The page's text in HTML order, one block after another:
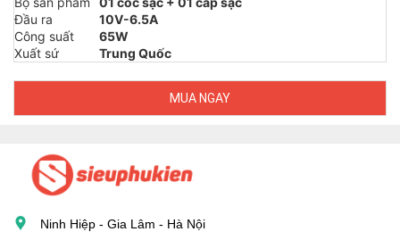
Đầu ra
10V-6.5A
Công suất
65W
Xuất sứ
Trung Quốc
MUA NGAY
Ninh Hiệp - Gia Lâm - Hà Nội